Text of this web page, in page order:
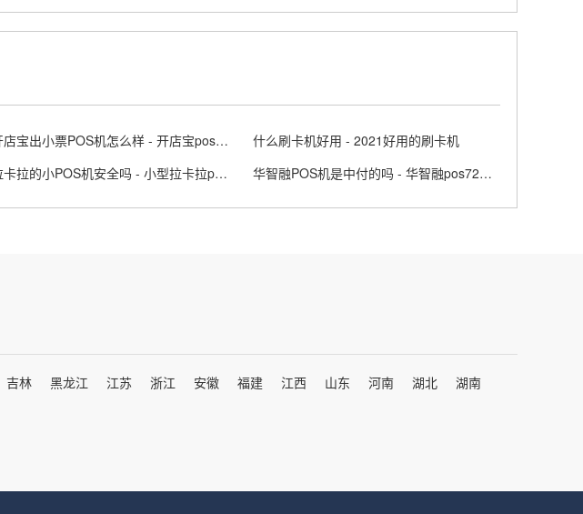
开店宝出小票POS机怎么样 - 开店宝pos299
什么刷卡机好用 - 2021好用的刷卡机
拉卡拉的小POS机安全吗 - 小型拉卡拉pos机 华智融POS机是中付的吗 - 华智融pos7210
吉林 黑龙江 江苏 浙江 安徽 福建 江西 山东 河南 湖北
湖南